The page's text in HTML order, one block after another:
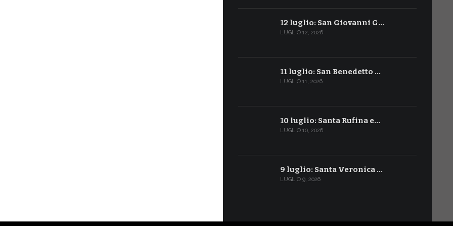
12 luglio: San Giovanni G…
LUGLIO 12, 2026
11 luglio: San Benedetto …
LUGLIO 11, 2026
10 luglio: Santa Rufina e…
LUGLIO 10, 2026
9 luglio: Santa Veronica …
LUGLIO 9, 2026